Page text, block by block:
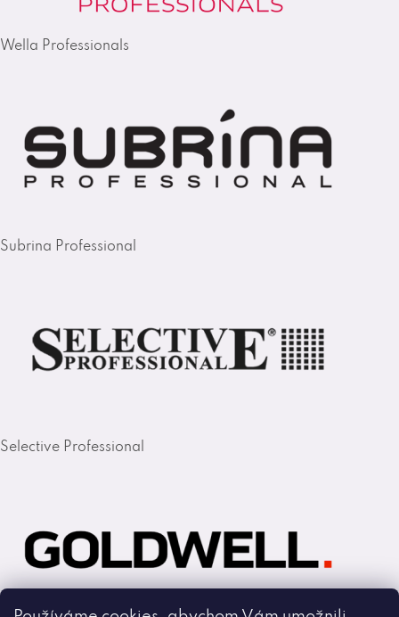
Wella Professionals
Subrina Professional
Selective Professional